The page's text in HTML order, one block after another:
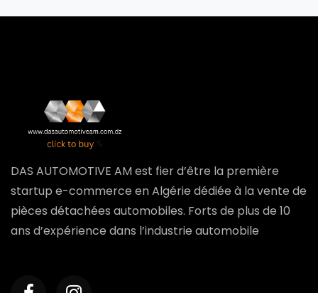
DAS AUTOMOTIVE AM est fier d’être la première
startup e-commerce en Algérie dédiée à la vente de
pièces détachées automobiles. Forts de plus de 10
ans d’expérience dans l’industrie automobile